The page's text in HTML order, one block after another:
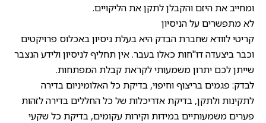
ומחייב את היזם והקבלן לתקן את הליקויים.
לא מתפשרים על הניסיון
קריטי לוודא שחברת הבדק היא בעלת ניסיון באכלוס פרויקטים
וכבר ביצעדה דו"חות כאלו בעבר. אין תחליף לניסיון ולידע הנצבר
שייתן לכם יתרון משמעותי לקראת קבלת המפתחות.
לבדק: פגמים בריצוף וחיפוי, בדיקת כל האלומיניום בדירה
לתקינות ולתקן, בדיקת אדריכלות של כל החללים בדירה לזהות
פערים משמעותיים במידות וקירות עקומים, בדיקת כל שקעי